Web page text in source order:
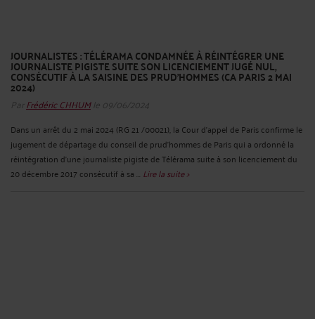
JOURNALISTES : TÉLÉRAMA CONDAMNÉE À RÉINTÉGRER UNE
JOURNALISTE PIGISTE SUITE SON LICENCIEMENT JUGÉ NUL,
CONSÉCUTIF À LA SAISINE DES PRUD’HOMMES (CA PARIS 2 MAI
2024)
Par Frédéric CHHUMle 09/06/2024
Dans un arrêt du 2 mai 2024 (RG 21 /00021), la Cour d’appel de Paris confirme le
jugement de départage du conseil de prud’hommes de Paris qui a ordonné la
réintégration d’une journaliste pigiste de Télérama suite à son licenciement du
20 décembre 2017 consécutif à sa ... Lire la suite >